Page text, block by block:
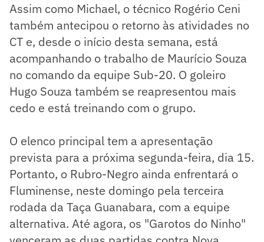
Assim como Michael, o técnico Rogério Ceni
também antecipou o retorno às atividades no
CT e, desde o início desta semana, está
acompanhando o trabalho de Maurício Souza
no comando da equipe Sub-20. O goleiro
Hugo Souza também se reapresentou mais
cedo e está treinando com o grupo.
O elenco principal tem a apresentação
prevista para a próxima segunda-feira, dia 15.
Portanto, o Rubro-Negro ainda enfrentará o
Fluminense, neste domingo pela terceira
rodada da Taça Guanabara, com a equipe
alternativa. Até agora, os "Garotos do Ninho"